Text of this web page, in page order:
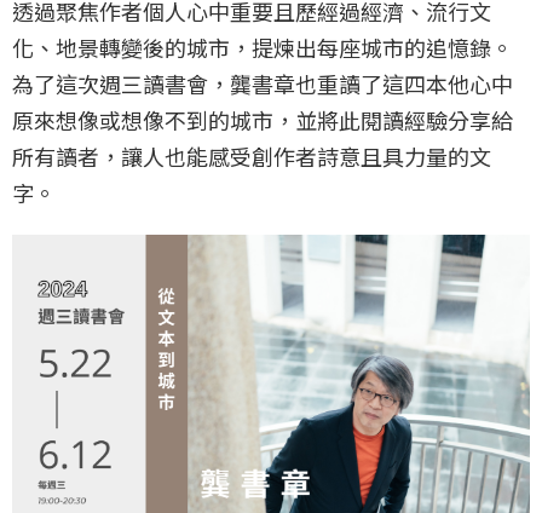
透過聚焦作者個人心中重要且歷經過經濟、流行文
化、地景轉變後的城市，提煉出每座城市的追憶錄。
為了這次週三讀書會，龔書章也重讀了這四本他心中
原來想像或想像不到的城市，並將此閱讀經驗分享給
所有讀者，讓人也能感受創作者詩意且具力量的文
字。